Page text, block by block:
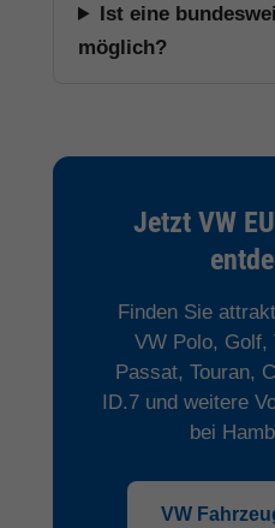
Ist eine
möglich?
Jetzt VW
Finden Sie
VW Polo, Golf,
Passat, Touran,
ID.7 und weitere
bei
VW